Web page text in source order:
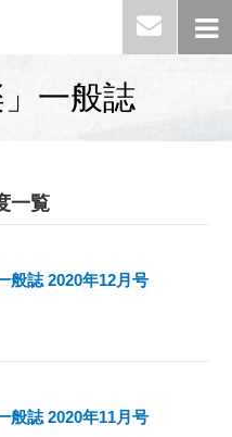
一般誌
一覧
般誌 2020年12月号
般誌 2020年11月号